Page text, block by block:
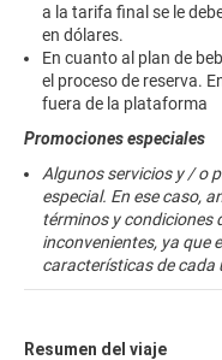
a la tarifa final se le
en dólares.
En cuanto al plan de
el proceso de reserva.
fuera de la plataforma
Promociones especiales
Algunos servicios y / o
especial. En ese caso,
términos y condiciones
inconvenientes, ya que
características de cada
Resumen del viaje